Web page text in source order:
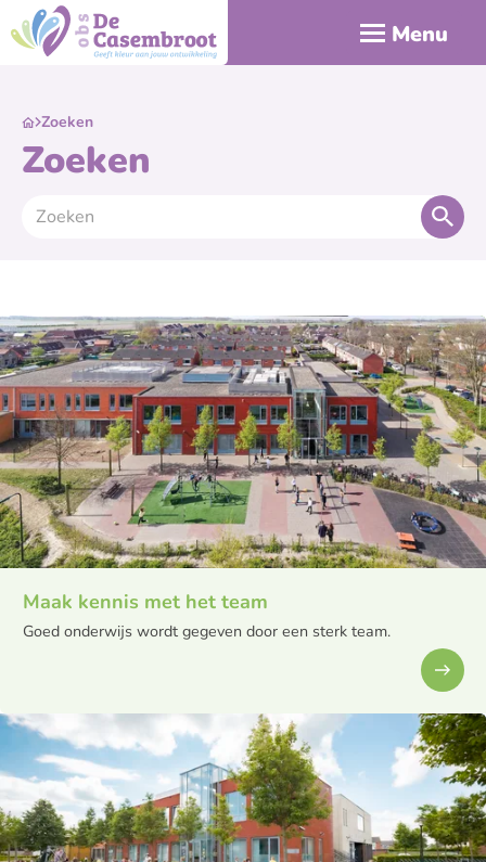
Menu
Zoeken
Zoeken
Maak kennis met het team
Goed onderwijs wordt gegeven door een sterk team.